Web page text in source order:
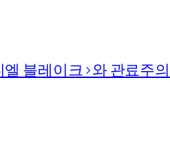
엘 블레이크>와 관료주